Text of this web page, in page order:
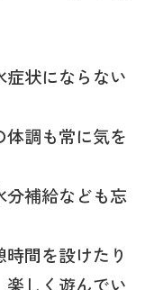
状にならない
調も常に気を
分補給なども忘
間を設けたり
楽しく遊んでい